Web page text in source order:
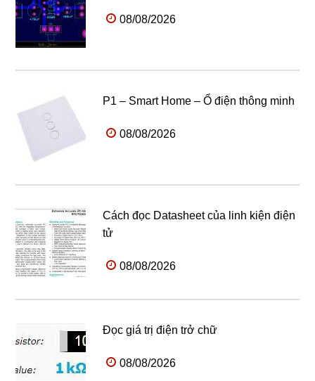
08/08/2026
P1 – Smart Home – Ổ điện thông minh
08/08/2026
Cách đọc Datasheet của linh kiện điện
tử
08/08/2026
Đọc giá trị điện trở chữ
08/08/2026